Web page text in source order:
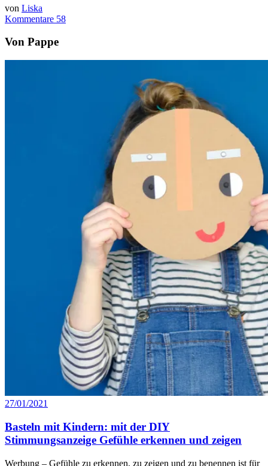
von Liska
Kommentare 58
Von Pappe
27/01/2021
Basteln mit Kindern: mit der DIY
Stimmungsanzeige Gefühle erkennen und zeigen
Werbung – Gefühle zu erkennen, zu zeigen und zu benennen ist für